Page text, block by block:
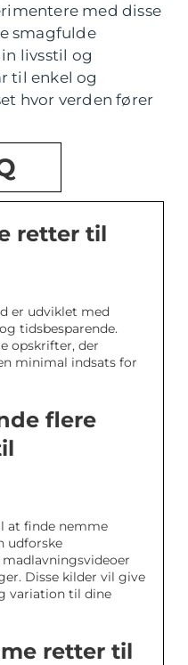
med disse
smagfulde
livsstil og
til enkel og
hvor verden fører
retter til
er udviklet med
tidsbesparende.
opskrifter, der
minimal indsats for
flere
at finde nemme
udforske
Disse kilder vil give
variation til dine
retter til